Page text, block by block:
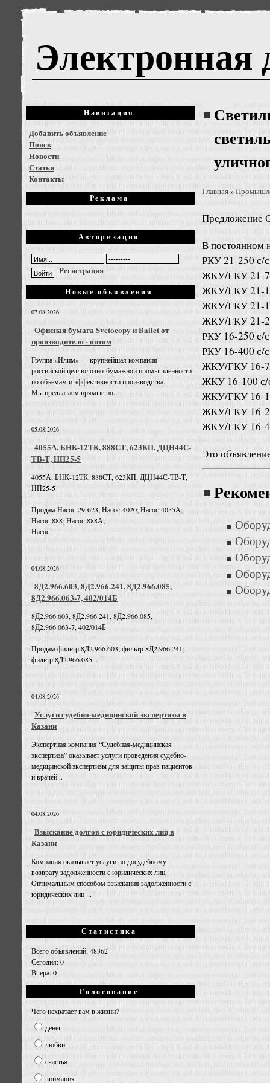
Электронная
Навигация
Добавить объявление
Поиск
Новости
Статьи
Контакты
Реклама
Авторизация
Регистрация
Новые объявления
07.08.2026
Офисная бумага Svetocopy и Ballet от
производителя - оптом
Группа «Илим» — крупнейшая компания
российской целлюлозно-бумажной промышленности
по объемам и эффективности производства.
Мы предлагаем прямые по...
05.08.2026
4055А, БНК-12ТК, 888СТ, 623КП, ДЦН44С-
ТВ-Т, НП25-5
4055А, БНК-12ТК, 888СТ, 623КП, ДЦН44С-ТВ-Т,
НП25-5
- - - -
Продам Насос 29-623; Насос 4020; Насос 4055А;
Насос 888; Насос 888А;
Насос...
04.08.2026
8Д2.966.603, 8Д2.966.241, 8Д2.966.085,
8Д2.966.063-7, 402/014Б
8Д2.966.603, 8Д2.966.241, 8Д2.966.085,
8Д2.966.063-7, 402/014Б
- - - -
Продам фильтр 8Д2.966.603; фильтр 8Д2.966.241;
фильтр 8Д2.966.085...
04.08.2026
Услуги судебно-медицинской экспертизы в
Казани
Экспертная компания “Судебная-медицинская
экспертиза” оказывает услуги проведения судебно-
медицинской экспертизы для защиты прав пациентов
и врачей...
04.08.2026
Взыскание долгов с юридических лиц в
Казани
Компания оказывает услуги по досудебному
возврату задолженности с юридических лиц.
Оптимальным способом взыскания задолженности с
юридических лиц ...
Статистика
Всего объявлений: 48362
Сегодня: 0
Вчера: 0
Голосование
Чего нехватает вам в жизни?
денег
любви
счастья
внимания
Главная»
Предложение
В постоянном
РКУ 21-250 с/
ЖКУ/ГКУ 21-
ЖКУ/ГКУ 21-
ЖКУ/ГКУ 21-
ЖКУ/ГКУ 21-
РКУ 16-250 с/
РКУ 16-400 с/
ЖКУ/ГКУ 16-
ЖКУ 16-100 с/
ЖКУ/ГКУ 16-
ЖКУ/ГКУ 16-
ЖКУ/ГКУ 16-
Это